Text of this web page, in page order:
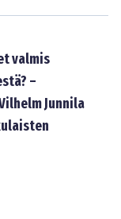
valmis
–
Junnila